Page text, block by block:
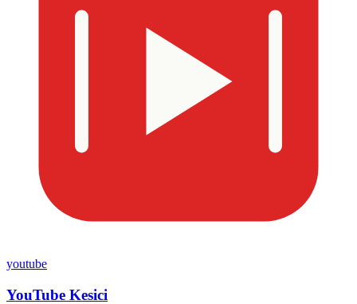
youtube
YouTube Kesici